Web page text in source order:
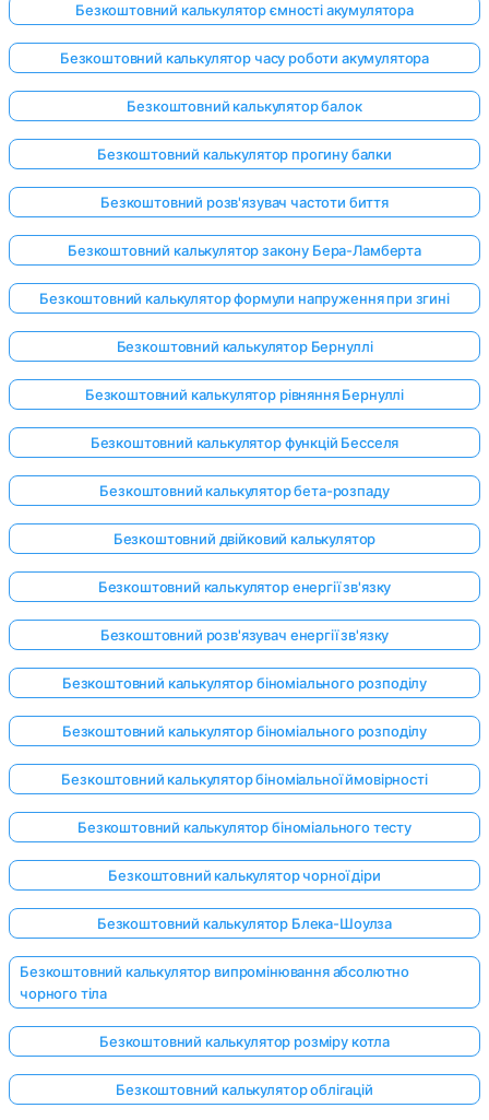
Поки
немає
Безкоштовний калькулятор ємності акумулятора
Безкоштовний калькулятор часу роботи акумулятора
Безкоштовний калькулятор балок
Безкоштовний калькулятор прогину балки
Безкоштовний розв'язувач частоти биття
Безкоштовний калькулятор закону Бера-Ламберта
Безкоштовний калькулятор формули напруження при згині
Безкоштовний калькулятор Бернуллі
Безкоштовний калькулятор рівняння Бернуллі
Безкоштовний калькулятор функцій Бесселя
Безкоштовний калькулятор бета-розпаду
Безкоштовний двійковий калькулятор
Безкоштовний калькулятор енергії зв'язку
Безкоштовний розв'язувач енергії зв'язку
Безкоштовний калькулятор біноміального розподілу
Безкоштовний калькулятор біноміального розподілу
Безкоштовний калькулятор біноміальної ймовірності
Безкоштовний калькулятор біноміального тесту
Безкоштовний калькулятор чорної діри
Безкоштовний калькулятор Блека-Шоулза
Безкоштовний калькулятор випромінювання абсолютно
чорного тіла
Безкоштовний калькулятор розміру котла
Безкоштовний калькулятор облігацій